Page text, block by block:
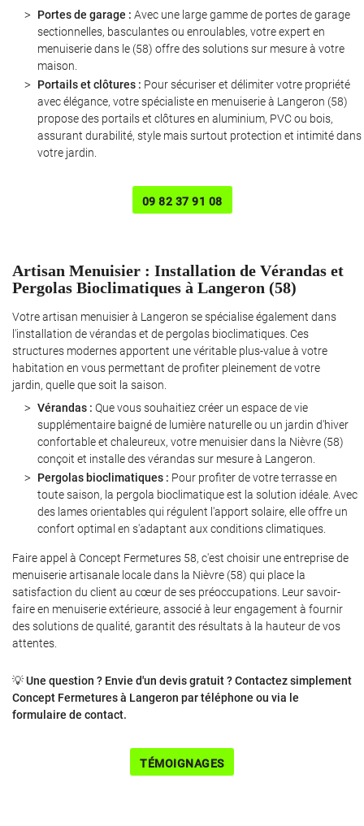
Rejoignez-nous
Restez
INSCRIPTION
Portes de garage : Avec une large gamme de portes de garage
sectionnelles, basculantes ou enroulables, votre expert en
menuiserie dans le (58) offre des solutions sur mesure à votre
maison.
Portails et clôtures : Pour sécuriser et délimiter votre propriété
avec élégance, votre spécialiste en menuiserie à Langeron (58)
propose des portails et clôtures en aluminium, PVC ou bois,
assurant durabilité, style mais surtout protection et intimité dans
votre jardin.
09 82 37 91 08
Artisan Menuisier : Installation de Vérandas et
Pergolas Bioclimatiques à Langeron (58)
Votre artisan menuisier à Langeron se spécialise également dans
l'installation de vérandas et de pergolas bioclimatiques. Ces
structures modernes apportent une véritable plus-value à votre
habitation en vous permettant de profiter pleinement de votre
jardin, quelle que soit la saison.
Vérandas : Que vous souhaitiez créer un espace de vie
supplémentaire baigné de lumière naturelle ou un jardin d'hiver
confortable et chaleureux, votre menuisier dans la Nièvre (58)
conçoit et installe des vérandas sur mesure à Langeron.
Pergolas bioclimatiques : Pour profiter de votre terrasse en
toute saison, la pergola bioclimatique est la solution idéale. Avec
des lames orientables qui régulent l'apport solaire, elle offre un
confort optimal en s'adaptant aux conditions climatiques.
Faire appel à Concept Fermetures 58, c'est choisir une entreprise de
menuiserie artisanale locale dans la Nièvre (58) qui place la
satisfaction du client au cœur de ses préoccupations. Leur savoir-
faire en menuiserie extérieure, associé à leur engagement à fournir
des solutions de qualité, garantit des résultats à la hauteur de vos
attentes.
💡Une question ? Envie d'un devis gratuit ? Contactez simplement
Concept Fermetures à Langeron par téléphone ou via le
formulaire de contact.
TÉMOIGNAGES